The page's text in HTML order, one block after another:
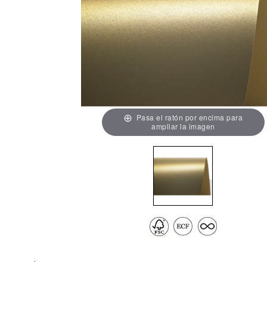
Pasa el ratón por encima para
ampliar la imagen